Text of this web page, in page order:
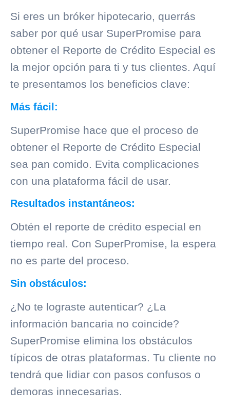
Si eres un bróker hipotecario, querrás
saber por qué usar SuperPromise para
obtener el Reporte de Crédito Especial es
la mejor opción para ti y tus clientes. Aquí
te presentamos los beneficios clave:
Más fácil:
SuperPromise hace que el proceso de
obtener el Reporte de Crédito Especial
sea pan comido. Evita complicaciones
con una plataforma fácil de usar.
Resultados instantáneos:
Obtén el reporte de crédito especial en
tiempo real. Con SuperPromise, la espera
no es parte del proceso.
Sin obstáculos:
¿No te lograste autenticar? ¿La
información bancaria no coincide?
SuperPromise elimina los obstáculos
típicos de otras plataformas. Tu cliente no
tendrá que lidiar con pasos confusos o
demoras innecesarias.